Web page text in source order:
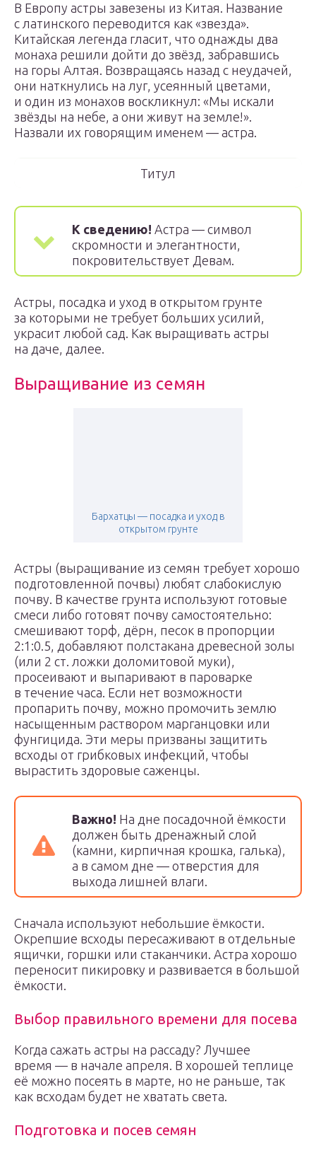
В Европу астры завезены из Китая. Название
с латинского переводится как «звезда».
Китайская легенда гласит, что однажды два
монаха решили дойти до звёзд, забравшись
на горы Алтая. Возвращаясь назад с неудачей,
они наткнулись на луг, усеянный цветами,
и один из монахов воскликнул: «Мы искали
звёзды на небе, а они живут на земле!».
Назвали их говорящим именем — астра.
Титул
К сведению! Астра — символ
скромности и элегантности,
покровительствует Девам.
Астры, посадка и уход в открытом грунте
за которыми не требует больших усилий,
украсит любой сад. Как выращивать астры
на даче, далее.
Выращивание из семян
Бархатцы — посадка и уход в
открытом грунте
Астры (выращивание из семян требует хорошо
подготовленной почвы) любят слабокислую
почву. В качестве грунта используют готовые
смеси либо готовят почву самостоятельно:
смешивают торф, дёрн, песок в пропорции
2:1:0.5, добавляют полстакана древесной золы
(или 2 ст. ложки доломитовой муки),
просеивают и выпаривают в пароварке
в течение часа. Если нет возможности
пропарить почву, можно промочить землю
насыщенным раствором марганцовки или
фунгицида. Эти меры призваны защитить
всходы от грибковых инфекций, чтобы
вырастить здоровые саженцы.
Важно! На дне посадочной ёмкости
должен быть дренажный слой
(камни, кирпичная крошка, галька),
а в самом дне — отверстия для
выхода лишней влаги.
Сначала используют небольшие ёмкости.
Окрепшие всходы пересаживают в отдельные
ящички, горшки или стаканчики. Астра хорошо
переносит пикировку и развивается в большой
ёмкости.
Выбор правильного времени для посева
Когда сажать астры на рассаду? Лучшее
время — в начале апреля. В хорошей теплице
её можно посеять в марте, но не раньше, так
как всходам будет не хватать света.
Подготовка и посев семян